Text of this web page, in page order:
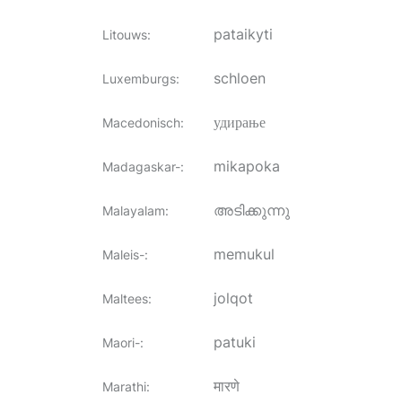
Litouws: pataikyti
Luxemburgs: schloen
Macedonisch: удирање
Madagaskar-: mikapoka
Malayalam: അടിക്കുന്നു
Maleis-: memukul
Maltees: jolqot
Maori-: patuki
Marathi: मारणे